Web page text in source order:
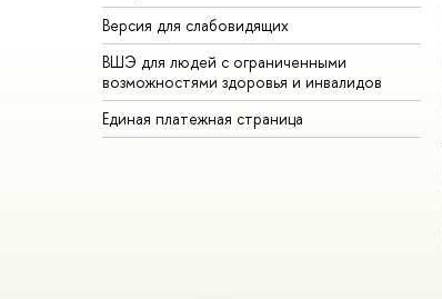
ерсия для слабовидящих
ШЭ для людей с ограниченными
озможностями здоровья и инвалидо
Единая платежная страница